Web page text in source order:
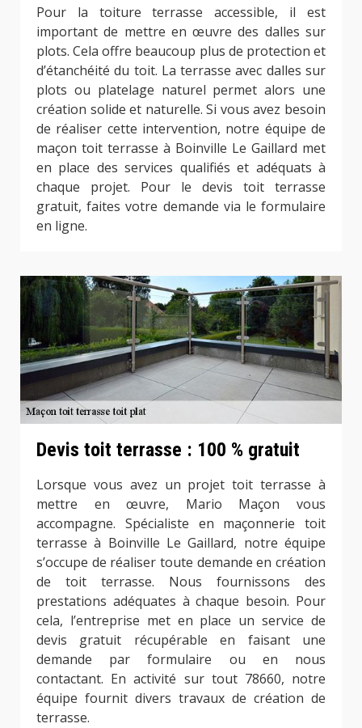
Pour la toiture terrasse accessible, il est
important de mettre en œuvre des dalles sur
plots. Cela offre beaucoup plus de protection et
d’étanchéité du toit. La terrasse avec dalles sur
plots ou platelage naturel permet alors une
création solide et naturelle. Si vous avez besoin
de réaliser cette intervention, notre équipe de
maçon toit terrasse à Boinville Le Gaillard met
en place des services qualifiés et adéquats à
chaque projet. Pour le devis toit terrasse
gratuit, faites votre demande via le formulaire
en ligne.
Devis toit terrasse : 100 % gratuit
Lorsque vous avez un projet toit terrasse à
mettre en œuvre, Mario Maçon vous
accompagne. Spécialiste en maçonnerie toit
terrasse à Boinville Le Gaillard, notre équipe
s’occupe de réaliser toute demande en création
de toit terrasse. Nous fournissons des
prestations adéquates à chaque besoin. Pour
cela, l’entreprise met en place un service de
devis gratuit récupérable en faisant une
demande par formulaire ou en nous
contactant. En activité sur tout 78660, notre
équipe fournit divers travaux de création de
terrasse.